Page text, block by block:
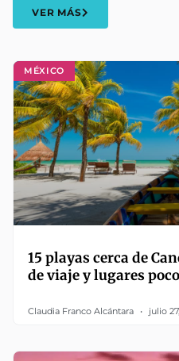
MÉXICO
15 playas cerca de
de viaje y lugares
Claudia Franco Alcántara julio
VER MÁS